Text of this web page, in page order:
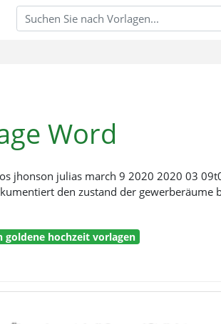
Word
jhonson julias march 9 2020 2020 03
den zustand der gewerberäume
goldene hochzeit vorlagen